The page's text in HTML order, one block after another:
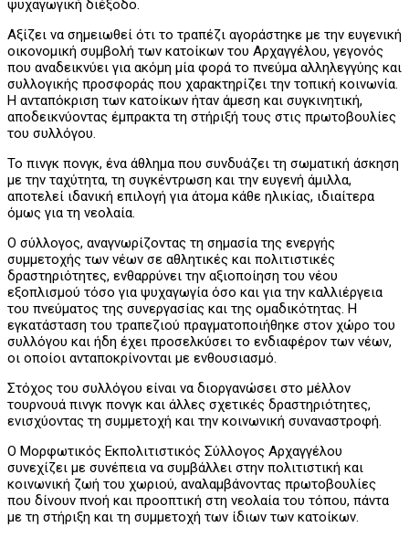
ψυχαγωγική διέξοδο.
Αξίζει να σημειωθεί ότι το τραπέζι αγοράστηκε με την ευγενική
οικονομική συμβολή των κατοίκων του Αρχαγγέλου, γεγονός
που αναδεικνύει για ακόμη μία φορά το πνεύμα αλληλεγγύης και
συλλογικής προσφοράς που χαρακτηρίζει την τοπική κοινωνία.
Η ανταπόκριση των κατοίκων ήταν άμεση και συγκινητική,
αποδεικνύοντας έμπρακτα τη στήριξή τους στις πρωτοβουλίες
του συλλόγου.
Το πινγκ πονγκ, ένα άθλημα που συνδυάζει τη σωματική άσκηση
με την ταχύτητα, τη συγκέντρωση και την ευγενή άμιλλα,
αποτελεί ιδανική επιλογή για άτομα κάθε ηλικίας, ιδιαίτερα
όμως για τη νεολαία.
Ο σύλλογος, αναγνωρίζοντας τη σημασία της ενεργής
συμμετοχής των νέων σε αθλητικές και πολιτιστικές
δραστηριότητες, ενθαρρύνει την αξιοποίηση του νέου
εξοπλισμού τόσο για ψυχαγωγία όσο και για την καλλιέργεια
του πνεύματος της συνεργασίας και της ομαδικότητας. Η
εγκατάσταση του τραπεζιού πραγματοποιήθηκε στον χώρο του
συλλόγου και ήδη έχει προσελκύσει το ενδιαφέρον των νέων,
οι οποίοι ανταποκρίνονται με ενθουσιασμό.
Στόχος του συλλόγου είναι να διοργανώσει στο μέλλον
τουρνουά πινγκ πονγκ και άλλες σχετικές δραστηριότητες,
ενισχύοντας τη συμμετοχή και την κοινωνική συναναστροφή.
Ο Μορφωτικός Εκπολιτιστικός Σύλλογος Αρχαγγέλου
συνεχίζει με συνέπεια να συμβάλλει στην πολιτιστική και
κοινωνική ζωή του χωριού, αναλαμβάνοντας πρωτοβουλίες
που δίνουν πνοή και προοπτική στη νεολαία του τόπου, πάντα
με τη στήριξη και τη συμμετοχή των ίδιων των κατοίκων.